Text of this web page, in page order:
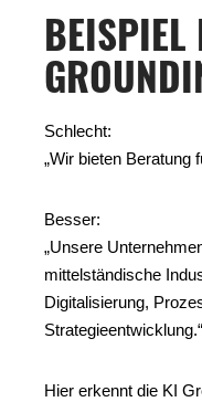
BEISPIEL
Schlecht:
„Wir bieten Beratung
Besser:
„Unsere
mittelständische
Digitalisierung,
Strategieentwicklung.“
Hier erkennt die KI